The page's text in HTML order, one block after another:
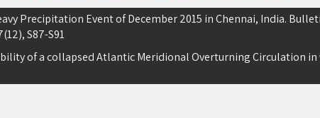
Precipitation Event of December 2015 in Chennai, India.
S87-S91
of a collapsed Atlantic Meridional Overturning Circulation